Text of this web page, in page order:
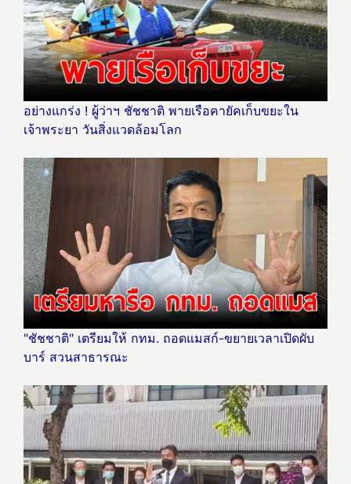
อย่างแกร่ง ! ผู้ว่าฯ ชัชชาติ พายเรือคายัคเก็บขยะใน
เจ้าพระยา วันสิ่งแวดล้อมโลก
"ชัชชาติ" เตรียมให้ กทม. ถอดแมสก์-ขยายเวลาเปิดผับ
บาร์ สวนสาธารณะ